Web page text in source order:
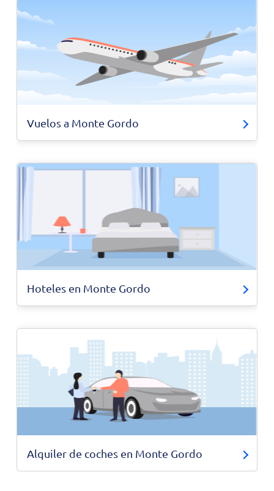
Vuelos a Monte Gordo
Hoteles en Monte Gordo
Alquiler de coches en Monte Gordo